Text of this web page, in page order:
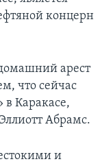
концерн
арест
что сейчас
в Каракасе,
Абрамс.
и